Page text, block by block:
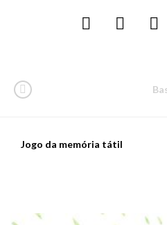
Jogo da memória tátil